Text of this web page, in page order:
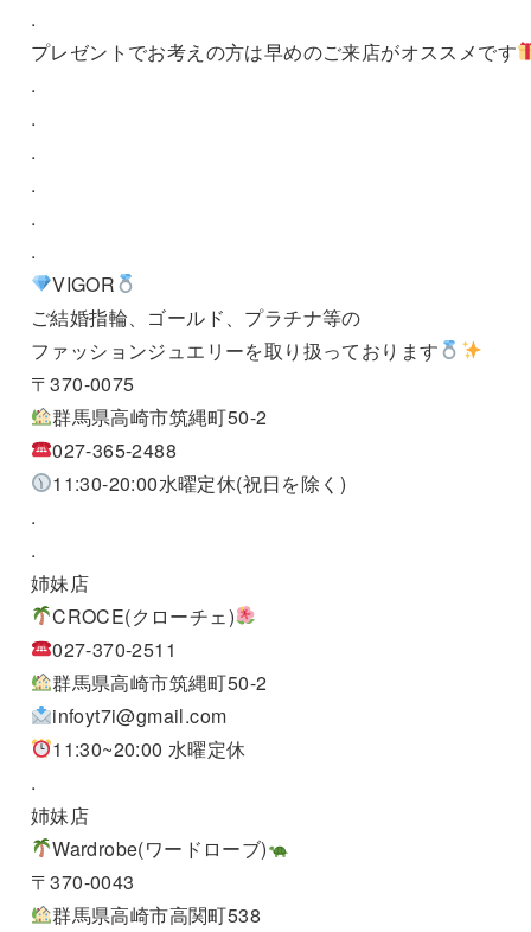
.
プレゼントでお考えの方は早めのご来店がオススメです
.
.
.
.
.
.
VIGOR
ご結婚指輪、ゴールド、プラチナ等の
ファッションジュエリーを取り扱っております
〒370-0075
群馬県高崎市筑縄町50-2
027-365-2488
11:30-20:00水曜定休(祝日を除く)
.
.
姉妹店
CROCE(クローチェ)
027-370-2511
群馬県高崎市筑縄町50-2
infoyt7i@gmail.com
11:30~20:00 水曜定休
.
姉妹店
Wardrobe(ワードローブ)
〒370-0043
群馬県高崎市高関町538